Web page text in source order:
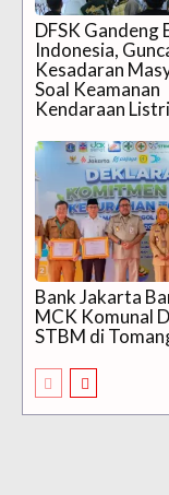
DFSK Gandeng
Indonesia,
Kesadaran
Soal Keamanan
Kendaraan
Bank Jakarta
MCK Komunal
STBM di